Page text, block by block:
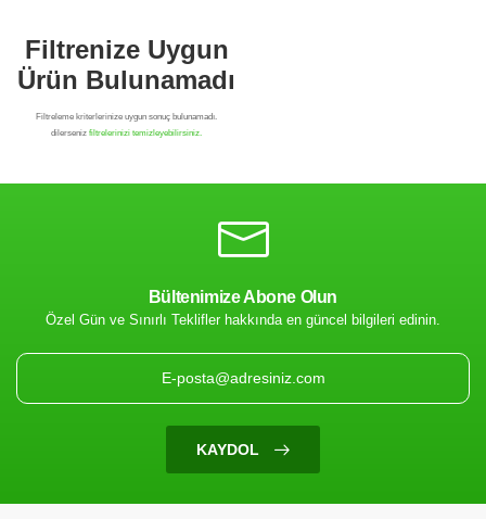
Filtrenize Uygun
Ürün Bulunamadı
Bültenimize Abone Olun
Özel Gün ve Sınırlı Teklifler hakkında en güncel bilgileri edinin.
KAYDOL